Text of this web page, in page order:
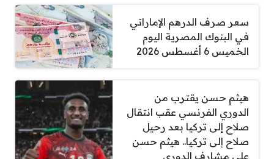
سعر صرف الدرهم الإماراتي
في البنوك المصرية اليوم
الخميس 6 أغسطس 2026
هيثم حسن يقترب من
الدوري الفرنسي عقب انتقال
صلاح إلى تركيا بعد رحيل
صلاح إلى تركيا.. هيثم حسن
على مشارف الدوري